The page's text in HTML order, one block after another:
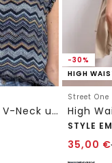
Blusentop mit V-Neck und Rüschen
-30%
HIGH
Street One
STYLE
35,00 €